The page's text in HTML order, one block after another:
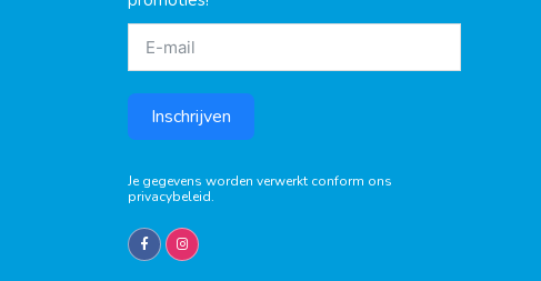
Inschrijven
Je gegevens worden verwerkt conform ons
privacybeleid.